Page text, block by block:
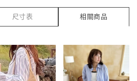
尺寸表 相關商品